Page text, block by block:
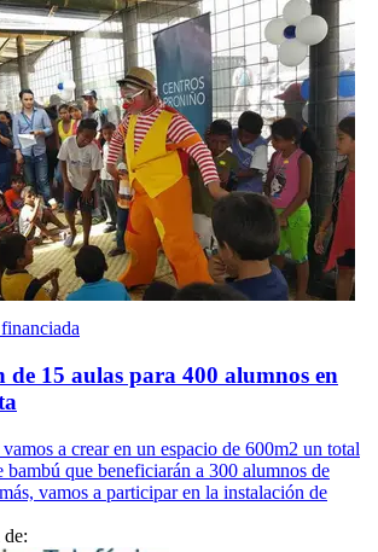
de 15 aulas para 400 alumnos en
a crear en un espacio de 600m2 un total
bambú que beneficiarán a 300 alumnos de
vamos a participar en la instalación de